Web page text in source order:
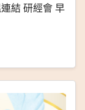
結 研經會 早